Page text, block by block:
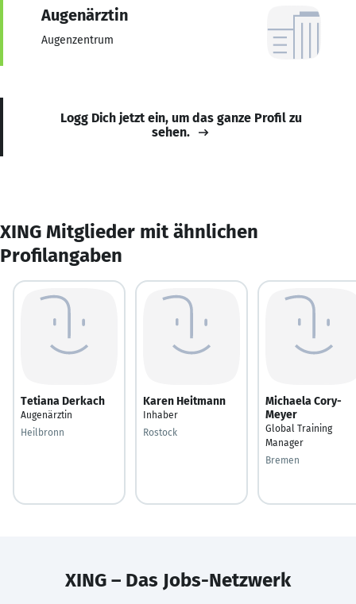
Augenärztin
Augenzentrum
Logg Dich jetzt ein, um das ganze Profil zu
sehen.
XING Mitglieder mit ähnlichen
Profilangaben
Tetiana Derkach
Augenärztin
Heilbronn
Karen Heitmann
Inhaber
Rostock
Michaela Cory-
Meyer
Global Training
Manager
Bremen
XING – Das Jobs-Netzwerk